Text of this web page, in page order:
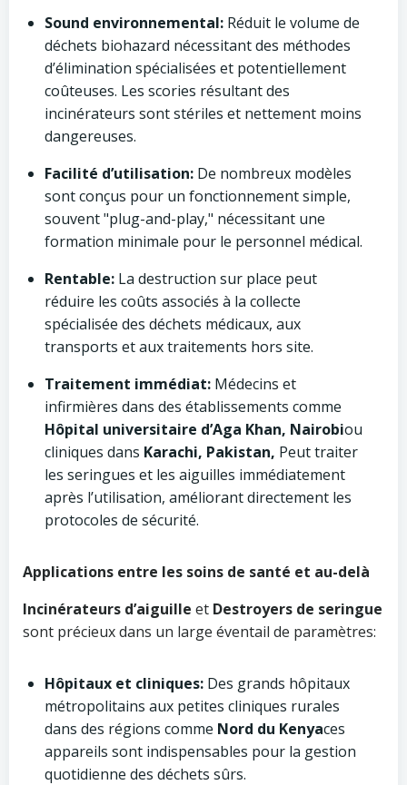
Sound environnemental: Réduit le volume de
déchets biohazard nécessitant des méthodes
d’élimination spécialisées et potentiellement
coûteuses. Les scories résultant des
incinérateurs sont stériles et nettement moins
dangereuses.
Facilité d’utilisation: De nombreux modèles
sont conçus pour un fonctionnement simple,
souvent "plug-and-play," nécessitant une
formation minimale pour le personnel médical.
Rentable: La destruction sur place peut
réduire les coûts associés à la collecte
spécialisée des déchets médicaux, aux
transports et aux traitements hors site.
Traitement immédiat: Médecins et
infirmières dans des établissements comme
Hôpital universitaire d’Aga Khan, Nairobiou
cliniques dans Karachi, Pakistan, Peut traiter
les seringues et les aiguilles immédiatement
après l’utilisation, améliorant directement les
protocoles de sécurité.
Applications entre les soins de santé et au-delà
Incinérateurs d’aiguille et Destroyers de seringue
sont précieux dans un large éventail de paramètres:
Hôpitaux et cliniques: Des grands hôpitaux
métropolitains aux petites cliniques rurales
dans des régions comme Nord du Kenyaces
appareils sont indispensables pour la gestion
quotidienne des déchets sûrs.